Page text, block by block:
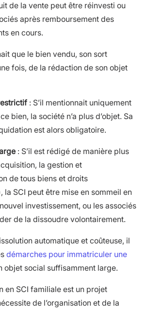
de la vente peut être réinvesti ou
après remboursement des
en cours.
que le bien vendu, son sort
fois, de la rédaction de son objet
: S’il mentionnait uniquement
bien, la société n’a plus d’objet. Sa
est alors obligatoire.
: S’il est rédigé de manière plus
la gestion et
de tous biens et droits
la SCI peut être mise en sommeil en
investissement, ou les associés
de la dissoudre volontairement.
automatique et coûteuse, il
démarches pour immatriculer une
objet social suffisamment large.
en SCI familiale est un projet
de l’organisation et de la